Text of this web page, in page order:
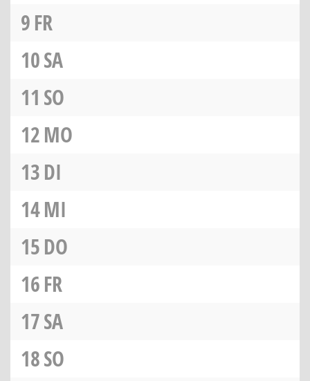
9FR
10SA
11 SO
12MO
13DI
14MI
15DO
16FR
17SA
18SO